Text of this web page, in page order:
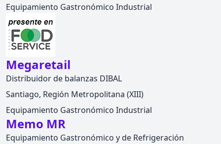
Equipamiento Gastronómico Industrial
Megaretail
Distribuidor de balanzas DIBAL
Santiago, Región Metropolitana (XIII)
Equipamiento Gastronómico Industrial
Memo MR
Equipamiento Gastronómico y de Refrigeración